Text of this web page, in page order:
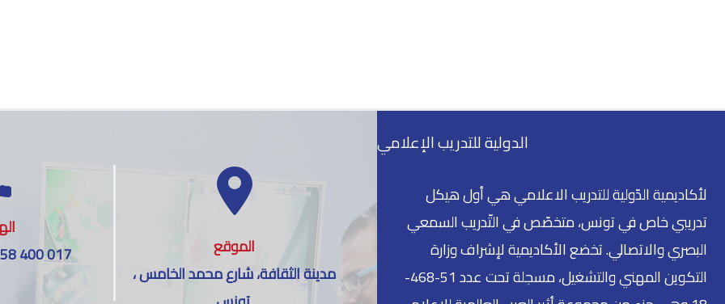
400 017
الموقع
مدينة الثقافة، شارع محمد الخامس ،
الدولية للتدريب الإعلامي
لأكاديمية الدّولية للتدريب الاعلامي هي أول هيكل
تدريبي خاص في تونس، متخصّص في التّدريب السمعي
البصري والاتصالي. تخضع الأكاديمية لإشراف وزارة
التكوين المهني والتشغيل، مسجلة تحت عدد 51-468-